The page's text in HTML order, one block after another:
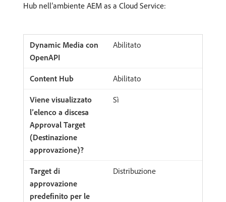
Hub nell’ambiente AEM as a Cloud Service:
Abilitato
Abilitato
Sì
Distribuzione